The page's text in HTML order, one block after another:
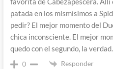
patada en los mismísimos a
pedir? El mejor momento del
chica inconsciente. El mejor
quedo con el segundo, la verdad.
0 Responder